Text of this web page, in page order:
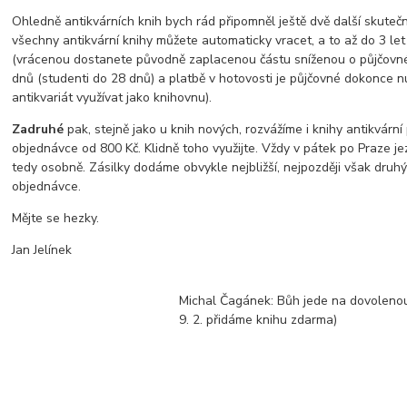
Ohledně antikvárních knih bych rád připomněl ještě dvě další
všechny antikvární knihy můžete automaticky vracet, a to až do 3
(vrácenou dostanete původně zaplacenou částu sníženou o
dnů (studenti do 28 dnů) a platbě v hotovosti je půjčovné dokonce
antikvariát využívat jako knihovnu).
Zadruhé pak, stejně jako u knih nových, rozvážíme i knihy
objednávce od 800 Kč. Klidně toho využijte. Vždy v pátek po Praze
tedy osobně. Zásilky dodáme obvykle nejbližší, nejpozději však
objednávce.
Mějte se hezky.
Jan Jelínek
Michal Čagánek: Bůh jede na
9. 2. přidáme knihu zdarma)